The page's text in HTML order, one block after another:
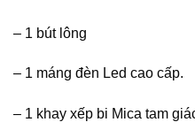
– 1 bút lông
– 1 máng đèn Led cao cấp.
– 1 khay xếp bi Mica tam